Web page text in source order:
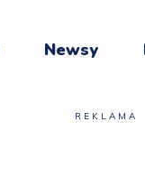
Newsy
REKLAMA